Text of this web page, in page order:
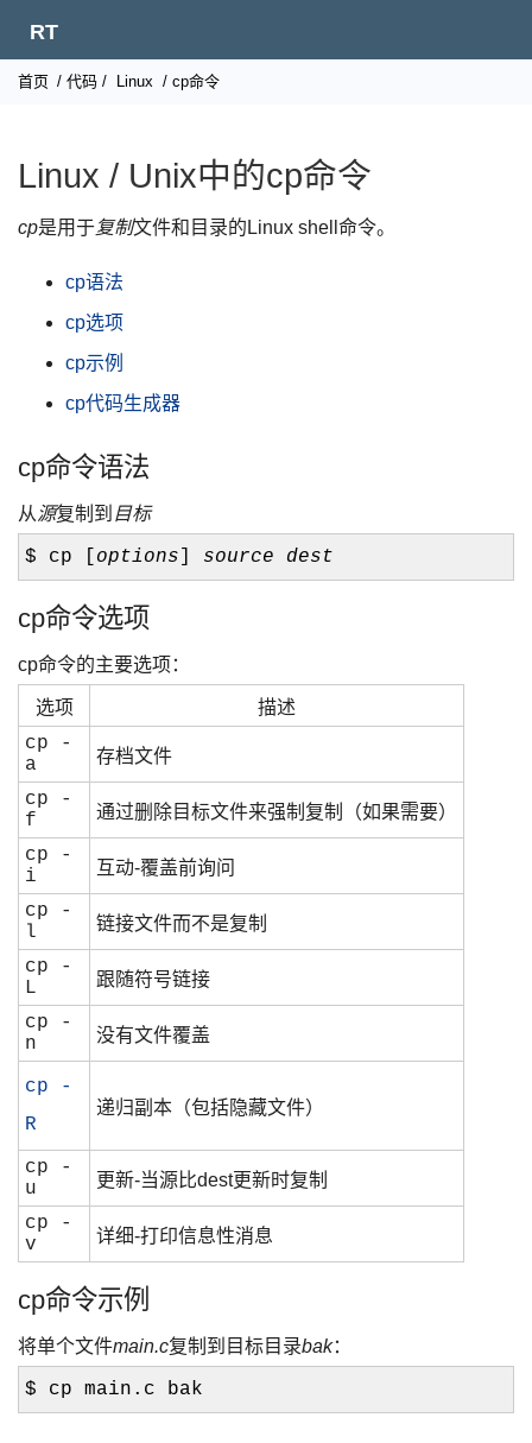
RT
首页 / 代码 / Linux / cp命令
Linux / Unix中的cp命令
cp是用于复制文件和目录的Linux shell命令。
cp语法
cp选项
cp示例
cp代码生成器
cp命令语法
从 源复制到 目标
$ cp [ options source dest
cp命令选项
cp命令的主要选项：
选项 描述
cp -
a
存档文件
cp -
f
通过删除目标文件来强制复制（如果需要）
cp -
i
互动-覆盖前询问
cp -
l
链接文件而不是复制
cp -
L
跟随符号链接
cp -
n
没有文件覆盖
cp -
R
递归副本（包括隐藏文件）
cp -
u
更新-当源比dest更新时复制
cp -
v
详细-打印信息性消息
cp命令示例
将单个文件main.c复制到目标目录bak：
$ cp main.c bak